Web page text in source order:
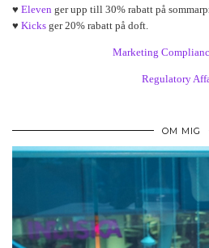
♥ Eleven ger upp till 30% rabatt på
♥ Kicks ger 20% rabatt på doft.
Marketing
Regulatory
OM MIG